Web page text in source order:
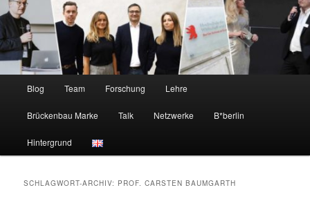
Blog Team Forschung Lehre
Brückenbau Marke Talk Netzwerke B*berlin
Hintergrund
SCHLAGWORT-ARCHIV: PROF. CARSTEN BAUMGARTH